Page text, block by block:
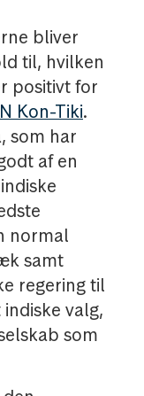
bliver
til, hvilken
positivt for
Kon-Tiki.
som har
af en
normal
samt
regering til
valg,
som